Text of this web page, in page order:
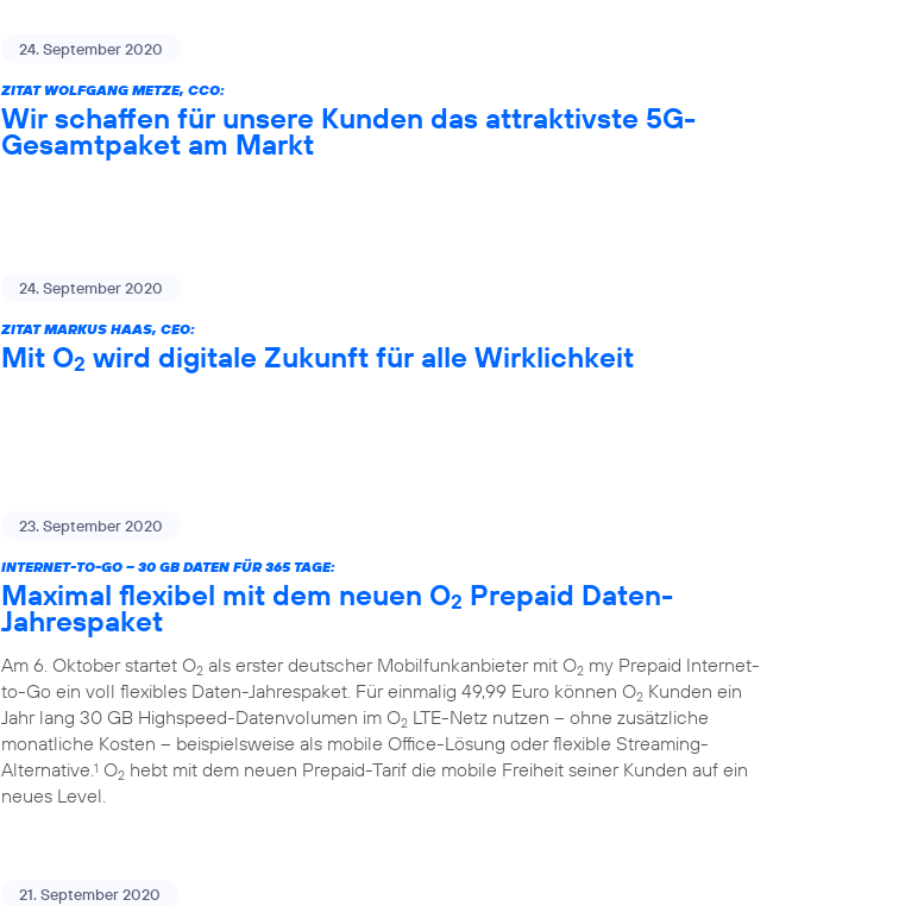
24. September 2020
ZITAT WOLFGANG METZE, CCO:
Wir schaffen für unsere Kunden das attraktivste 5G-
Gesamtpaket am Markt
24. September 2020
ZITAT MARKUS HAAS, CEO:
Mit O2 wird digitale Zukunft für alle Wirklichkeit
23. September 2020
INTERNET-TO-GO – 30 GB DATEN FÜR 365 TAGE:
Maximal flexibel mit dem neuen O2 Prepaid Daten-
Jahrespaket
Am 6. Oktober startet O2 als erster deutscher Mobilfunkanbieter mit O2 my Prepaid Internet-
to-Go ein voll flexibles Daten-Jahrespaket. Für einmalig 49,99 Euro können O2 Kunden ein
Jahr lang 30 GB Highspeed-Datenvolumen im O2 LTE-Netz nutzen – ohne zusätzliche
monatliche Kosten – beispielsweise als mobile Office-Lösung oder flexible Streaming-
Alternative.1 O2 hebt mit dem neuen Prepaid-Tarif die mobile Freiheit seiner Kunden auf ein
neues Level.
21. September 2020